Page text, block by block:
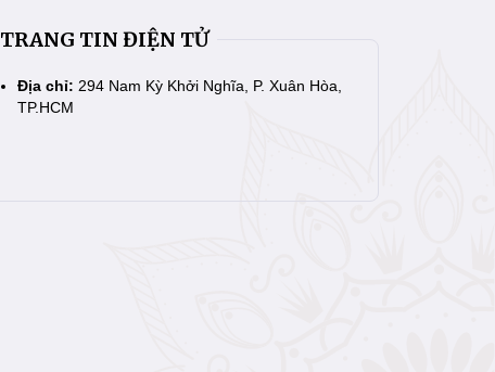
TRANG TIN ĐIỆN TỬ
Địa chỉ: 294 Nam Kỳ Khởi Nghĩa, P. Xuân Hòa,
TP.HCM